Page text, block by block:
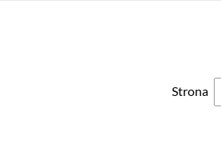
Strona